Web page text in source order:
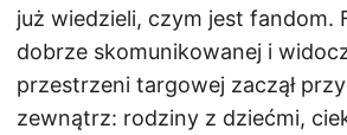
już wiedzieli, czym jest fandom.
dobrze skomunikowanej i
przestrzeni targowej zaczął
zewnątrz: rodziny z dziećmi,